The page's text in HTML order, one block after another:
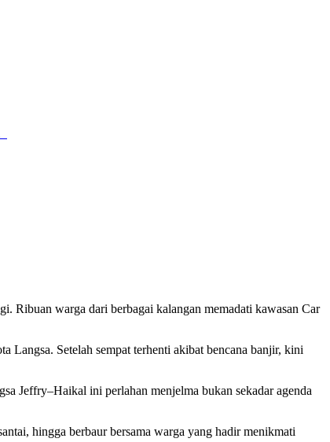
Ribuan warga dari berbagai kalangan memadati kawasan Car
Langsa. Setelah sempat terhenti akibat bencana banjir, kini
Jeffry–Haikal ini perlahan menjelma bukan sekadar agenda
hingga berbaur bersama warga yang hadir menikmati